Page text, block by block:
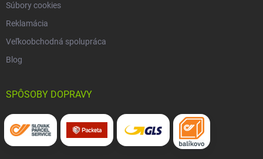
Súbory cookies
Reklamácia
Veľkoobchodná spolupráca
Blog
SPÔSOBY DOPRAVY